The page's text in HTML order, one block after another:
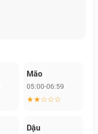
Mão
05:00-06:59
★★☆☆☆
Dậu